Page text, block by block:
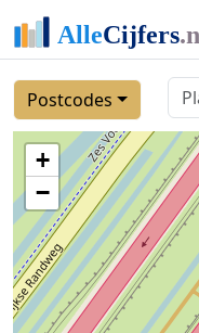
Postcodes
+
−